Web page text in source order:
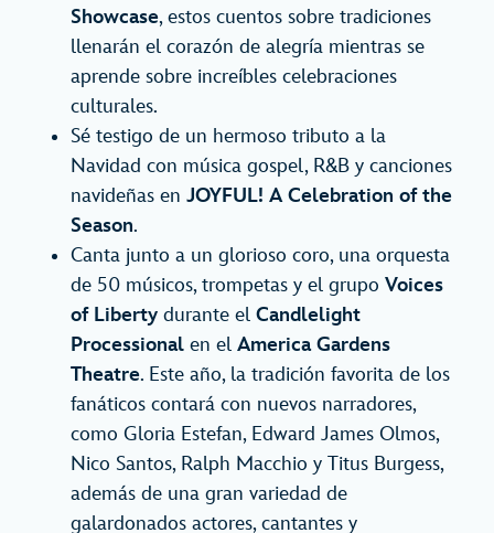
Showcase, estos cuentos sobre tradiciones
llenarán el corazón de alegría mientras se
aprende sobre increíbles celebraciones
culturales.
Sé testigo de un hermoso tributo a la
Navidad con música gospel, R&B y canciones
navideñas en JOYFUL! A Celebration of the
Season.
Canta junto a un glorioso coro, una orquesta
de 50 músicos, trompetas y el grupo Voices
of Liberty durante el Candlelight
Processional en el America Gardens
Theatre. Este año, la tradición favorita de los
fanáticos contará con nuevos narradores,
como Gloria Estefan, Edward James Olmos,
Nico Santos, Ralph Macchio y Titus Burgess,
además de una gran variedad de
galardonados actores, cantantes y